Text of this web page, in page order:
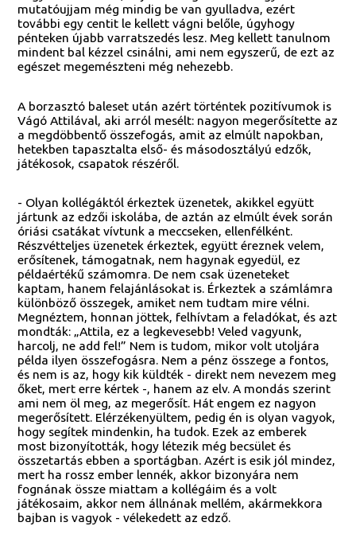
mutatóujjam még mindig be van gyulladva, ezért
további egy centit le kellett vágni belőle, úgyhogy
pénteken újabb varratszedés lesz. Meg kellett tanulnom
mindent bal kézzel csinálni, ami nem egyszerű, de ezt az
egészet megemészteni még nehezebb.
A borzasztó baleset után azért történtek pozitívumok is
Vágó Attilával, aki arról mesélt: nagyon megerősítette az
a megdöbbentő összefogás, amit az elmúlt napokban,
hetekben tapasztalta első- és másodosztályú edzők,
játékosok, csapatok részéről.
- Olyan kollégáktól érkeztek üzenetek, akikkel együtt
jártunk az edzői iskolába, de aztán az elmúlt évek során
óriási csatákat vívtunk a meccseken, ellenfélként.
Részvétteljes üzenetek érkeztek, együtt éreznek velem,
erősítenek, támogatnak, nem hagynak egyedül, ez
példaértékű számomra. De nem csak üzeneteket
kaptam, hanem felajánlásokat is. Érkeztek a számlámra
különböző összegek, amiket nem tudtam mire vélni.
Megnéztem, honnan jöttek, felhívtam a feladókat, és azt
mondták: „Attila, ez a legkevesebb! Veled vagyunk,
harcolj, ne add fel!” Nem is tudom, mikor volt utoljára
példa ilyen összefogásra. Nem a pénz összege a fontos,
és nem is az, hogy kik küldték - direkt nem nevezem meg
őket, mert erre kértek -, hanem az elv. A mondás szerint
ami nem öl meg, az megerősít. Hát engem ez nagyon
megerősített. Elérzékenyültem, pedig én is olyan vagyok,
hogy segítek mindenkin, ha tudok. Ezek az emberek
most bizonyították, hogy létezik még becsület és
összetartás ebben a sportágban. Azért is esik jól mindez,
mert ha rossz ember lennék, akkor bizonyára nem
fognának össze miattam a kollégáim és a volt
játékosaim, akkor nem állnának mellém, akármekkora
bajban is vagyok - vélekedett az edző.